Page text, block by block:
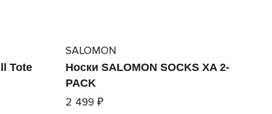
Tote
SALOMON
Носки SALOMON SOCKS XA 2-
PACK
2 499 ₽